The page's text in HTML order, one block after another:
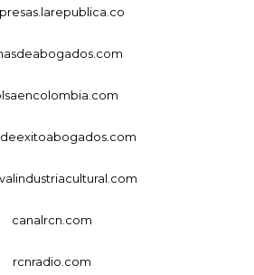
canalrcn.com
rcnradio.com